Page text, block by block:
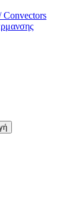
Convectors